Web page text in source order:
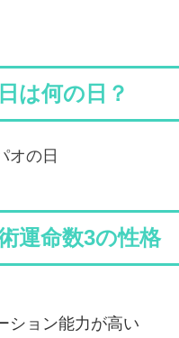
は何の日？
オの日
運命数3の性格
ション能力が高い